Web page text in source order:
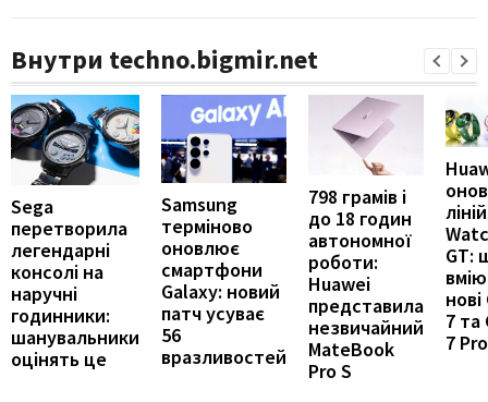
Внутри techno.bigmir.net
Sega
перетворила
легендарні
консолі на
наручні
годинники:
шанувальники
оцінять це
Samsung
терміново
оновлює
смартфони
Galaxy: новий
патч усуває
56
вразливостей
798 грамів і
до 18 годин
автономної
роботи:
Huawei
представила
незвичайний
MateBook
Pro S
GT:
нові
7 та
7 Pro